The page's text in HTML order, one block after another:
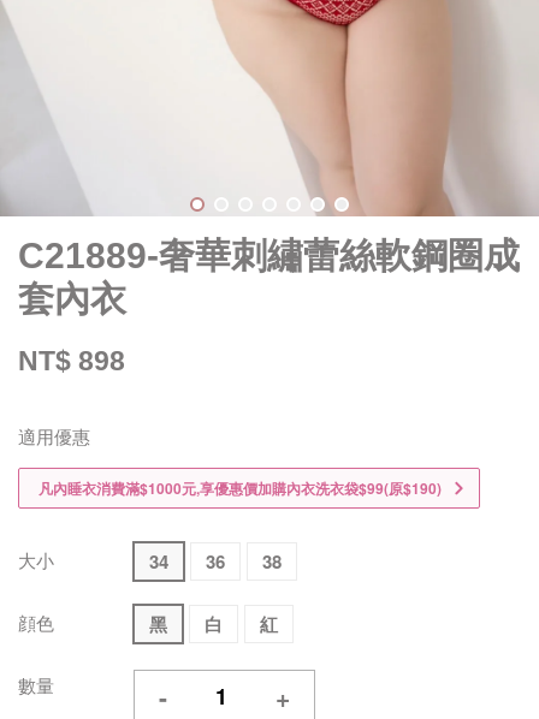
C21889-奢華刺繡蕾絲軟鋼圈成
套內衣
NT$ 898
適用優惠
凡內睡衣消費滿$1000元,享優惠價加購內衣洗衣袋$99(原$190)
大小 34 36 38
顔色 黑 白 紅
數量 - +